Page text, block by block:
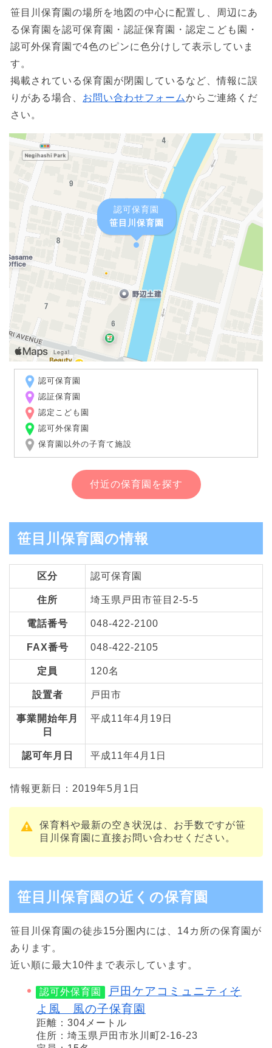
笹目川保育園の場所を地図の中心に配置し、周辺にあ
る保育園を認可保育園・認証保育園・認定こども園・
認可外保育園で4色のピンに色分けして表示していま
す。
掲載されている保育園が閉園しているなど、情報に誤
りがある場合、 お問い合わせフォームからご連絡くだ
さい。
認可保育園
笹目川保育園
認可保育園
認証保育園
認定こども園
認可外保育園
保育園以外の子育て施設
付近の保育園を探す
笹目川保育園の情報
区分 認可保育園
住所 埼玉県戸田市笹目2-5-5
電話番号 048-422-2100
FAX番号 048-422-2105
定員 120名
設置者 戸田市
事業開始年月
日
平成11年4月19日
認可年月日 平成11年4月1日
情報更新日：2019年5月1日
保育料や最新の空き状況は、お手数ですが笹
目川保育園に直接お問い合わせください。
笹目川保育園の近くの保育園
笹目川保育園の徒歩15分圏内には、14カ所の保育園が
あります。
近い順に最大10件まで表示しています。
認可外保育園
戸田ケアコミュニティそ
よ風 風の子保育園
距離：304メートル
住所：埼玉県戸田市氷川町2-16-23